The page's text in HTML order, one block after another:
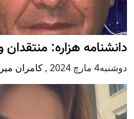
دانشنامه هزاره: منتقدان
دوشنبه4 مارچ 2024 , کامران